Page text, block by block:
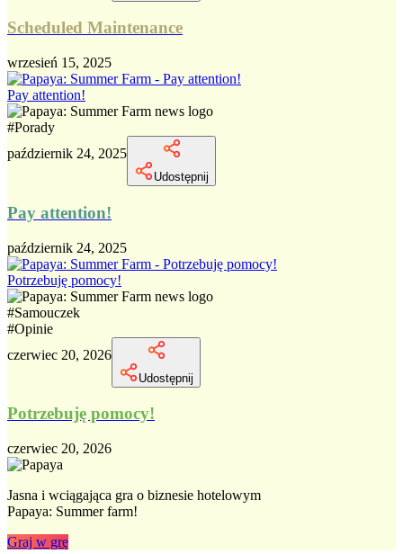
Scheduled Maintenance
wrzesień 15, 2025
Pay attention!
#Porady
październik 24, 2025
Udostępnij
Pay attention!
październik 24, 2025
Potrzebuję pomocy!
#Samouczek
#Opinie
czerwiec 20, 2026
Udostępnij
Potrzebuję pomocy!
czerwiec 20, 2026
Jasna i wciągająca gra o biznesie hotelowym
Papaya: Summer farm!
Graj w grę